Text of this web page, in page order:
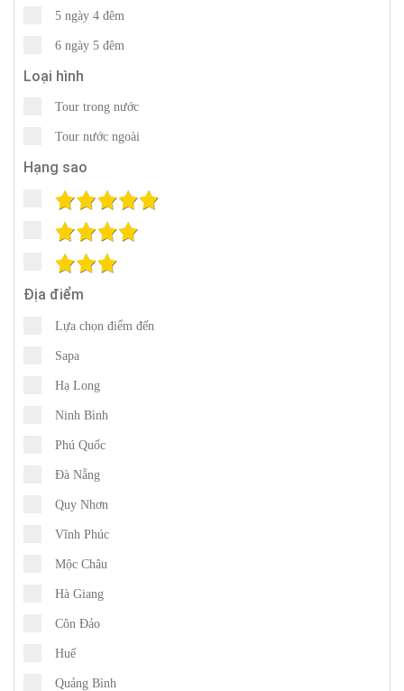
5 ngày 4 đêm
6 ngày 5 đêm
Loại hình
Tour trong nước
Tour nước ngoài
Hạng sao
Địa điểm
Lựa chọn điểm đến
Sapa
Hạ Long
Ninh Bình
Phú Quốc
Đà Nẵng
Quy Nhơn
Vĩnh Phúc
Mộc Châu
Hà Giang
Côn Đảo
Huế
Quảng Bình